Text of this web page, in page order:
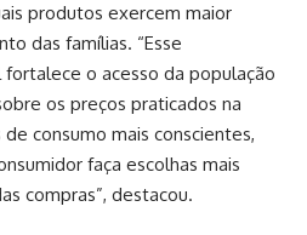
produtos exercem maior
das famílias. “Esse
o acesso da população
os preços praticados na
consumo mais conscientes,
faça escolhas mais
compras”, destacou.